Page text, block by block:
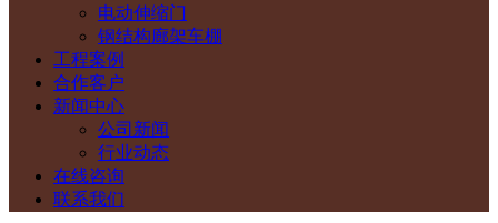
电动伸缩门
钢结构廊架车棚
工程案例
合作客户
新闻中心
公司新闻
行业动态
在线咨询
联系我们